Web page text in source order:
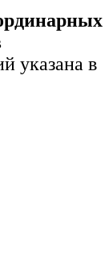
указана в